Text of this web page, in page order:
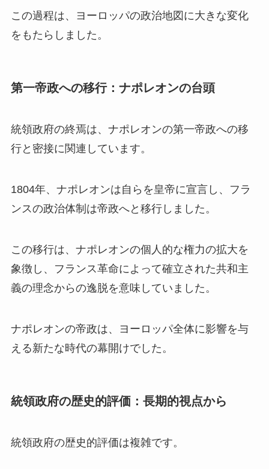
この過程は、ヨーロッパの政治地図に大きな変化
をもたらしました。
第一帝政への移行：ナポレオンの台頭
統領政府の終焉は、ナポレオンの第一帝政への移
行と密接に関連しています。
1804年、ナポレオンは自らを皇帝に宣言し、フラ
ンスの政治体制は帝政へと移行しました。
この移行は、ナポレオンの個人的な権力の拡大を
象徴し、フランス革命によって確立された共和主
義の理念からの逸脱を意味していました。
ナポレオンの帝政は、ヨーロッパ全体に影響を与
える新たな時代の幕開けでした。
統領政府の歴史的評価：長期的視点から
統領政府の歴史的評価は複雑です。